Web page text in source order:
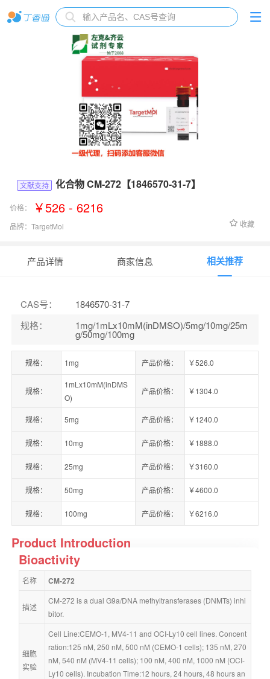
文献支持 化合物 CM-272【1846570-31-7】
价格： ￥526 - 6216
品牌： TargetMol 收藏
产品详情 商家信息 相关推荐
CAS号：
1846570-31-7
规格： 1mg/1mLx10mM(inDMSO)/5mg/10mg/25m
g/50mg/100mg
规格： 1mg 产品价格： ￥526.0
规格：
1mLx10mM(inDMS
O)
产品价格： ￥1304.0
规格： 5mg 产品价格： ￥1240.0
规格： 10mg 产品价格： ￥1888.0
规格： 25mg 产品价格： ￥3160.0
规格： 50mg 产品价格： ￥4600.0
规格： 100mg 产品价格： ￥6216.0
Product Introduction
Bioactivity
名称 CM-272
描述
CM-272 is a dual G9a/DNA methyltransferases (DNMTs) inhi
bitor.
细胞
实验
Cell Line:CEMO-1, MV4-11 and OCI-Ly10 cell lines. Concent
ration:125 nM, 250 nM, 500 nM (CEMO-1 cells); 135 nM, 270
nM, 540 nM (MV4-11 cells); 100 nM, 400 nM, 1000 nM (OCI-
Ly10 cells). Incubation Time:12 hours, 24 hours, 48 hours an